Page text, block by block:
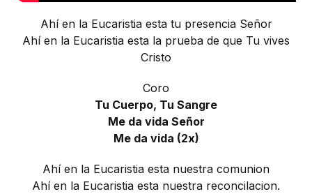
Ahí en la Eucaristia esta tu presencia Señor
Ahí en la Eucaristia esta la prueba de que Tu vives
Cristo
Coro
Tu Cuerpo, Tu Sangre
Me da vida Señor
Me da vida (2x)
Ahí en la Eucaristia esta nuestra comunion
Ahí en la Eucaristia esta nuestra reconcilacion.